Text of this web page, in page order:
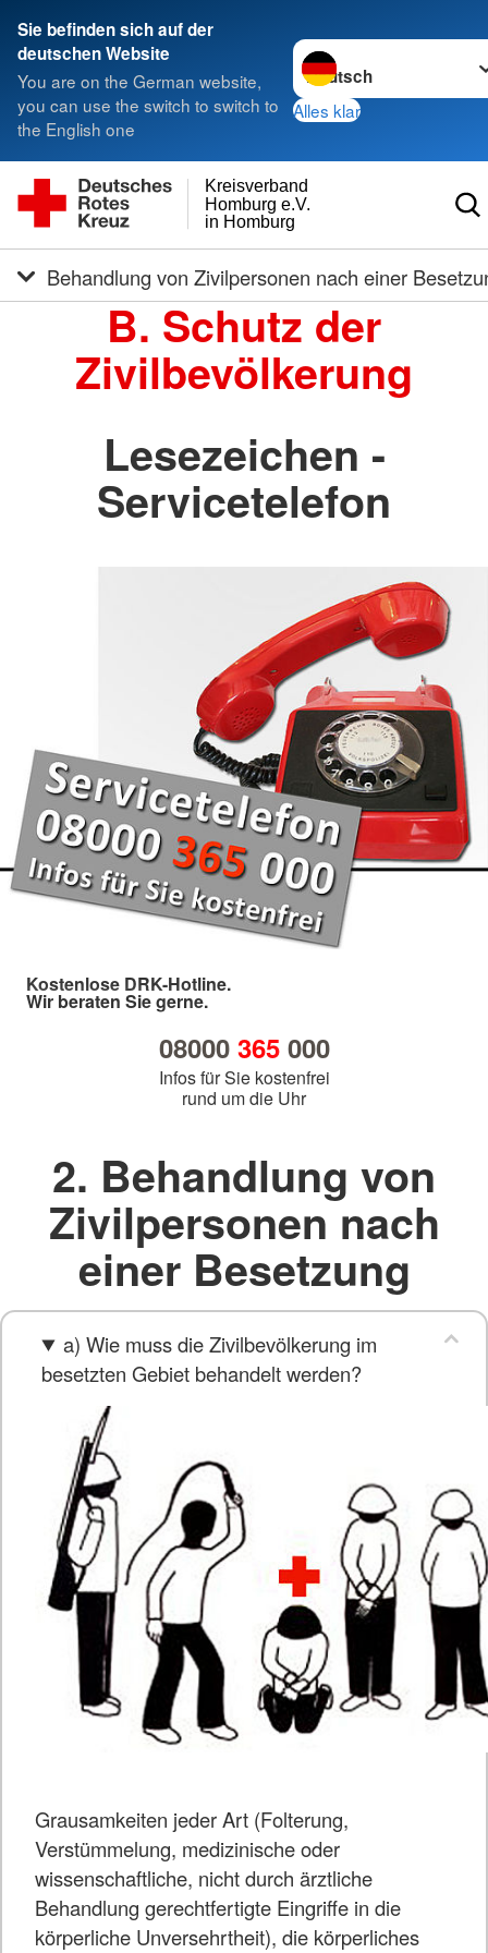
Sie befinden sich auf der
deutschen Website
You are on the German website,
you can use the switch to switch to
the English one
Sprache wechseln zu
Alles klar
in Homburg
Homburg e.V.
Kreisverband
Behandlung von Zivilpersonen nach einer
B. Schutz der
Zivilbevölkerung
Lesezeichen -
Servicetelefon
Kostenlose DRK-Hotline.
Wir beraten Sie gerne.
08000 365000
Infos für Sie kostenfrei
rund um die Uhr
2. Behandlung von
Zivilpersonen nach
einer Besetzung
a) Wie muss die Zivilbevölkerung im
besetzten Gebiet behandelt werden?
Grausamkeiten jeder Art (Folterung,
Verstümmelung, medizinische oder
wissenschaftliche, nicht durch ärztliche
Behandlung gerechtfertigte Eingriffe in die
körperliche Unversehrtheit), die körperliches